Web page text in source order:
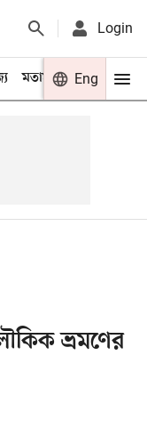
Login
মতামত খেলা
Eng
ভ্রমণের